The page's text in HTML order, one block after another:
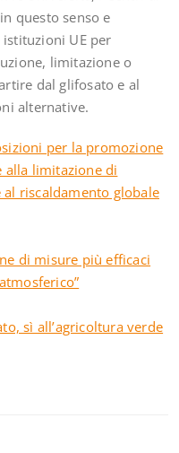
questo senso e
UE per
limitazione o
dal glifosato e al
alternative.
per la promozione
alla limitazione di
riscaldamento globale
di misure più efficaci
sì all’agricoltura verde